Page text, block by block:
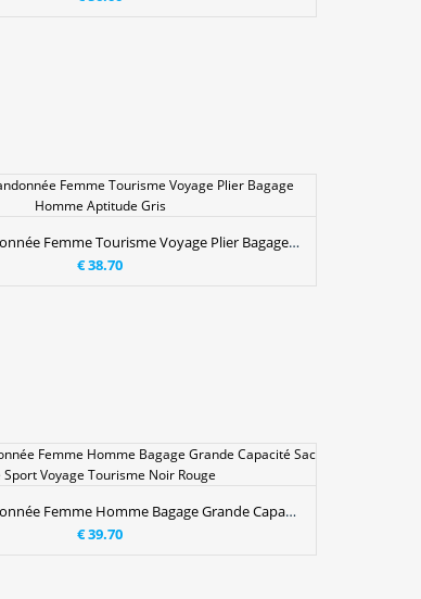
Sac À Dos Randonnée Femme Tourisme Voyage Plier Bagage Homme Aptitude Gris
€ 38.70
Sac À Dos Randonnée Femme Homme Bagage Grande Capacité Sac De Sport Voyage Tourisme Noir Rouge
€ 39.70